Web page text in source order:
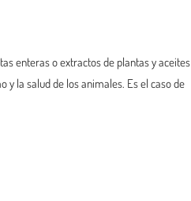
enteras o extractos de plantas y aceites
la salud de los animales. Es el caso de